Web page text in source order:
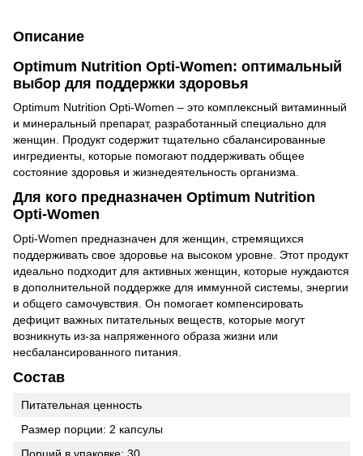
Описание
Optimum Nutrition Opti-Women: оптимальный
выбор для поддержки здоровья
Optimum Nutrition Opti-Women – это комплексный витаминный
и минеральный препарат, разработанный специально для
женщин. Продукт содержит тщательно сбалансированные
ингредиенты, которые помогают поддерживать общее
состояние здоровья и жизнедеятельность организма.
Для кого предназначен Optimum Nutrition
Opti-Women
Opti-Women предназначен для женщин, стремящихся
поддерживать свое здоровье на высоком уровне. Этот продукт
идеально подходит для активных женщин, которые нуждаются
в дополнительной поддержке для иммунной системы, энергии
и общего самочувствия. Он помогает компенсировать
дефицит важных питательных веществ, которые могут
возникнуть из-за напряженного образа жизни или
несбалансированного питания.
Состав
Питательная ценность
Размер порции: 2 капсулы